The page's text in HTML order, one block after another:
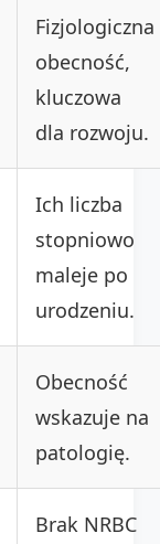
Fizjologiczna
obecność,
kluczowa
dla rozwoju.
Ich liczba
stopniowo
maleje po
urodzeniu.
Obecność
wskazuje na
patologię.
Brak NRBC